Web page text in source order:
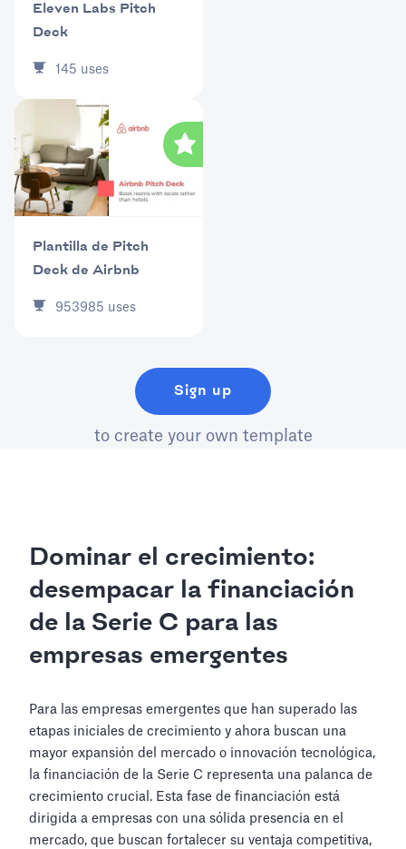
Eleven Labs Pitch
Deck
145 uses
Plantilla de Pitch
Deck de Airbnb
953985 uses
Sign up
to create your own template
Dominar el crecimiento:
desempacar la financiación
de la Serie C para las
empresas emergentes
Para las empresas emergentes que han superado las
etapas iniciales de crecimiento y ahora buscan una
mayor expansión del mercado o innovación tecnológica,
la financiación de la Serie C representa una palanca de
crecimiento crucial. Esta fase de financiación está
dirigida a empresas con una sólida presencia en el
mercado, que buscan fortalecer su ventaja competitiva,